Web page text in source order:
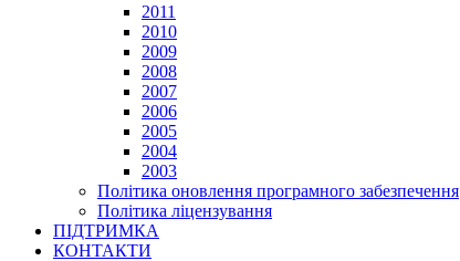
2011
2010
2009
2008
2007
2006
2005
2004
2003
Політика оновлення програмного забезпечення
Політика ліцензування
ПІДТРИМКА
КОНТАКТИ